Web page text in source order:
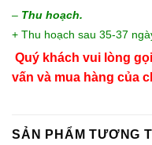
– Thu hoạch.
+ Thu hoạch sau 35-37
Quý khách vui lòng
vấn và mua hàng của
SẢN PHẨM TƯƠNG